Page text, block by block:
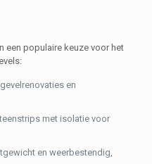
een populaire keuze voor het
en
met isolatie voor
en weerbestendig,